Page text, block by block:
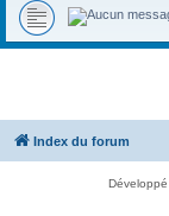
Index du forum